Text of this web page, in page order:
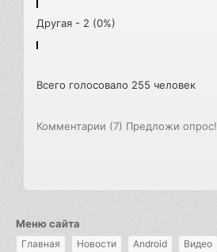
Другая - 2 (0%)
Всего голосовало 255 человек
Комментарии (7) Предложи опрос!
Меню сайта
Главная Новости Android Видео